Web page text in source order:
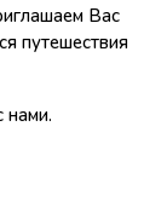
Вас
путешествия
нами.